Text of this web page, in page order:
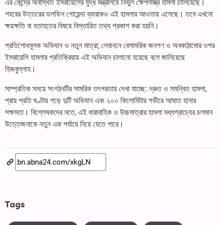
এর কেন্দ্রে অবস্থিত ইসরায়েলের যুদ্ধ মন্ত্রালয়ে নির্ভুল ক্ষেপনাস্ত্র হামলা চালিয়েছে।
শহরের উত্তরের ডলফিন গোয়েন্দা ব্যারাকও এই হামলার আওতায় এসেছে। তবে এখনো
ক্ষয়ক্ষতি বা হতাহতের বিষয়ে বিস্তারিত তথ্য প্রকাশ করা হয়নি।
প্রতিশোধমূলক অভিযান ও নতুন মাত্রা; লেবাননে বেসামরিক জনগণ ও অবকাঠামোর ওপর
ইসরায়েলি হামলার প্রতিক্রিয়ায় এই অভিযান চালানো হয়েছে বলে জানিয়েছে
হিজবুল্লাহ।
সাম্প্রতিক সময়ে সংগঠনটির সামরিক তৎপরতায় দেখা যাচ্ছে: দ্রুত ও সমন্বিত হামলা,
প্রায় প্রতি ঘণ্টায় গড়ে দুটি অভিযান এবং ২০০ কিলোমিটার গভীরে আঘাত হানার
সক্ষমতা। বিশ্লেষকদের মতে, এই ধারাবাহিক ও উচ্চমাত্রার হামলা মধ্যপ্রাচ্যের চলমান
উত্তেজনাকে নতুন এক পর্যায়ে নিয়ে যেতে পারে।
Tags